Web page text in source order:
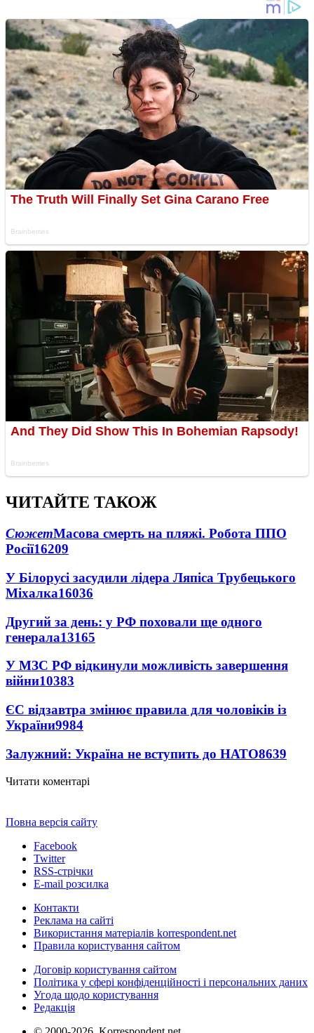
ЧИТАЙТЕ ТАКОЖ
СюжетМасова смерть на пляжі. Робота ППО
Росії16209
У Білорусі засудили лідера Ляпіса Трубецького
Міхалка16036
Другий за день: у РФ поховали ще одного
генерала13165
У МЗС РФ відкинули можливість завершення
війни10383
ЄС відзавтра змінює правила для чоловіків із
України9984
Залужний: Україна не вступить до НАТО8639
Читати коментарі
Повна версія сайту
Facebook
Twitter
RSS-стрічки
E-mail розсилка
Контакти
Реклама на сайті
Використання матеріалів korrespondent.net
Правила користування сайтом
Договір користування сайтом
Політика у сфері конфіденційності і персональних даних
Угода щодо користування
Редакція